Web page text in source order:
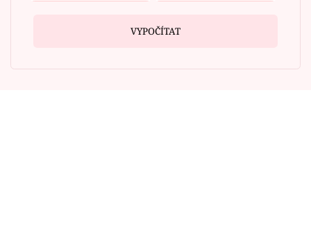
VYPOČÍTAT